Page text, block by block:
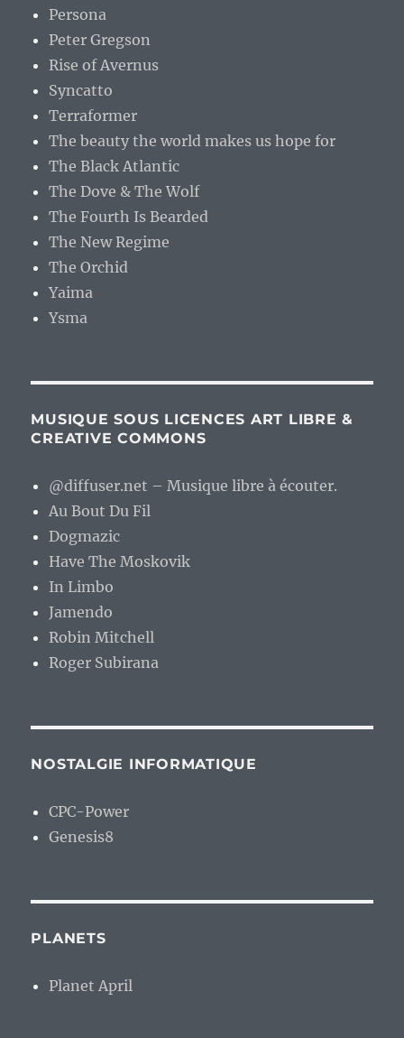
Persona
Peter Gregson
Rise of Avernus
Syncatto
Terraformer
The beauty the world makes us hope for
The Black Atlantic
The Dove & The Wolf
The Fourth Is Bearded
The New Regime
The Orchid
Yaima
Ysma
MUSIQUE SOUS LICENCES ART LIBRE &
CREATIVE COMMONS
@diffuser.net – Musique libre à écouter.
Au Bout Du Fil
Dogmazic
Have The Moskovik
In Limbo
Jamendo
Robin Mitchell
Roger Subirana
NOSTALGIE INFORMATIQUE
CPC-Power
Genesis8
PLANETS
Planet April